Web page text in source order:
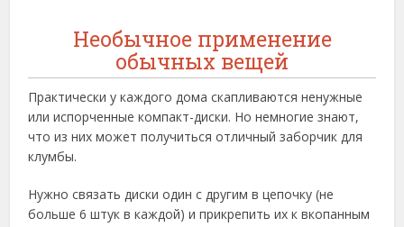
Необычное применение
обычных вещей
Практически у каждого дома скапливаются ненужные
или испорченные компакт-диски. Но немногие знают,
что из них может получиться отличный заборчик для
клумбы.
Нужно связать диски один с другим в цепочку (не
больше 6 штук в каждой) и прикрепить их к вкопанным